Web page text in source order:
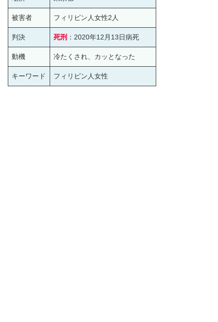
被害者 フィリピン人女性2人
判決 死刑 ：2020年12月13日病死
動機 冷たくされ、カッとなった
キーワード フィリピン人女性